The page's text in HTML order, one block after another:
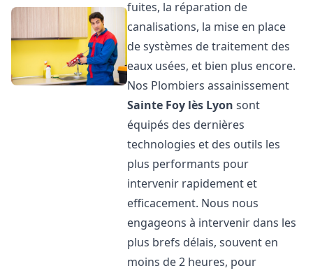
fuites, la réparation de
canalisations, la mise en place
de systèmes de traitement des
eaux usées, et bien plus encore.
Nos Plombiers assainissement
Sainte Foy lès Lyon sont
équipés des dernières
technologies et des outils les
plus performants pour
intervenir rapidement et
efficacement. Nous nous
engageons à intervenir dans les
plus brefs délais, souvent en
moins de 2 heures, pour